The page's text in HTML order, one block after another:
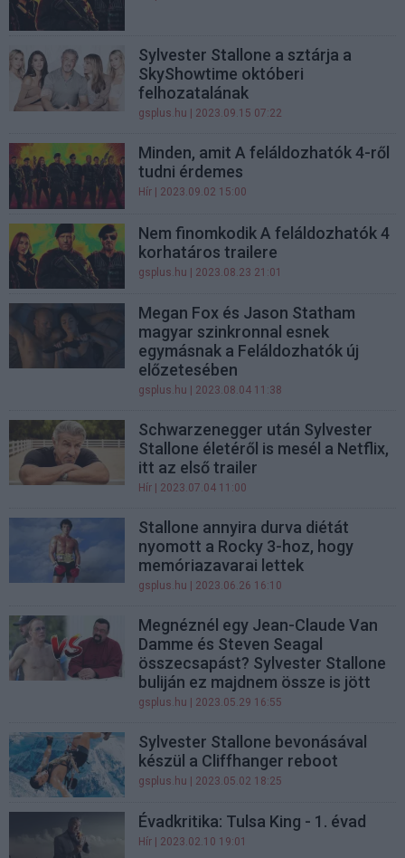
Sylvester Stallone a sztárja a
SkyShowtime októberi
felhozatalának
gsplus.hu | 2023.09.15 07:22
Minden, amit A feláldozhatók 4-ről
tudni érdemes
Hír | 2023.09.02 15:00
Nem finomkodik A feláldozhatók 4
korhatáros trailere
gsplus.hu | 2023.08.23 21:01
Megan Fox és Jason Statham
magyar szinkronnal esnek
egymásnak a Feláldozhatók új
előzetesében
gsplus.hu | 2023.08.04 11:38
Schwarzenegger után Sylvester
Stallone életéről is mesél a Netflix,
itt az első trailer
Hír | 2023.07.04 11:00
Stallone annyira durva diétát
nyomott a Rocky 3-hoz, hogy
memóriazavarai lettek
gsplus.hu | 2023.06.26 16:10
Megnéznél egy Jean-Claude Van
Damme és Steven Seagal
összecsapást? Sylvester Stallone
buliján ez majdnem össze is jött
gsplus.hu | 2023.05.29 16:55
Sylvester Stallone bevonásával
készül a Cliffhanger reboot
gsplus.hu | 2023.05.02 18:25
Évadkritika: Tulsa King - 1. évad
Hír | 2023.02.10 19:01